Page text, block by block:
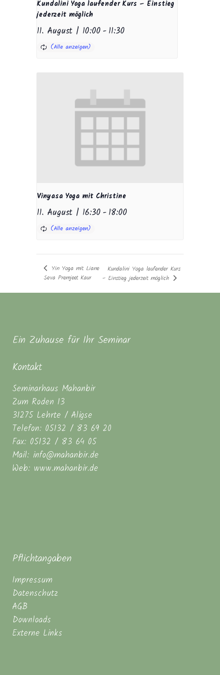
Kundalini Yoga laufender Kurs – Einstieg
jederzeit möglich
11. August | 10:00 -11:30
Vinyasa Yoga mit Christine
11. August | 16:30 -18:00
Yin Yoga mit Liane
Seva Premjeet Kaur
Kundalini Yoga laufender Kurs
– Einstieg jederzeit möglich
Ein Zuhause für Ihr Seminar
Kontakt
Seminarhaus Mahanbir
Zum Roden 13
31275 Lehrte / Aligse
Telefon: 05132 / 83 69 20
Fax: 05132 / 83 64 05
Mail: info@mahanbir.de
Web: www.mahanbir.de
Pflichtangaben
Impressum
Datenschutz
AGB
Downloads
Externe Links